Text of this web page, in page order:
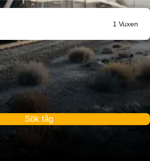
1 Vuxen
Sök tåg